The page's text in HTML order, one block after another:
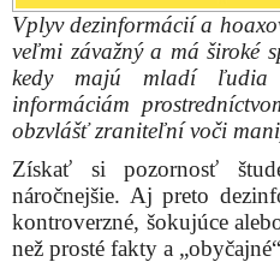
Vplyv dezinformácií a
veľmi závažný a má široké
kedy majú mladí ľudia
informáciám
obzvlášť zraniteľní voči
Získať si pozornosť
náročnejšie. Aj preto
kontroverzné, šokujúce
než prosté fakty a